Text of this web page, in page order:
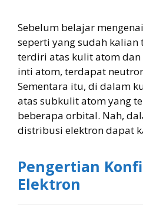
Sebelum belajar
seperti yang sudah kalian
terdiri atas kulit atom
inti atom, terdapat
Sementara itu, di dalam
atas subkulit atom yang
beberapa orbital. Nah,
distribusi elektron dapat
Pengertian
Elektron